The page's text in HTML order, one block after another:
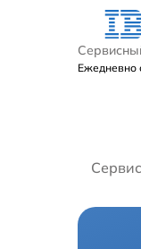
Ежедневно